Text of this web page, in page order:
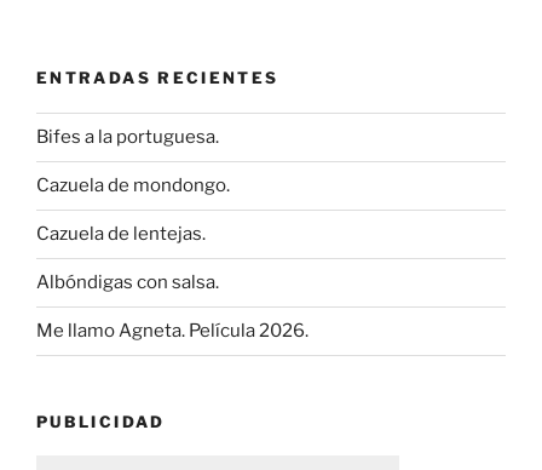
ENTRADAS RECIENTES
Bifes a la portuguesa.
Cazuela de mondongo.
Cazuela de lentejas.
Albóndigas con salsa.
Me llamo Agneta. Película 2026.
PUBLICIDAD